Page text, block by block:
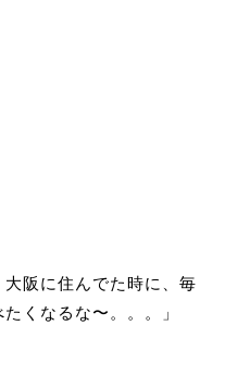
大阪に住んでた時に、毎
くなるな〜。。。」